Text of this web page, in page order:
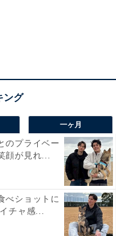
一ヶ月
のプライベー
顔が見れ...
べショットに
チャ感...